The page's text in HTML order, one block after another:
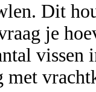
Dit
je
vissen
met